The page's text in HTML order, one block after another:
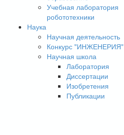
Учебная лаборатория
робототехники
Наука
Научная деятельность
Конкурс "ИНЖЕНЕРИЯ"
Научная школа
Лаборатория
Диссертации
Изобретения
Публикации